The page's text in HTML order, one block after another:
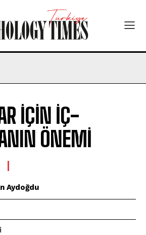
İÇİN İÇ-
ÖNEMİ
Aydoğdu